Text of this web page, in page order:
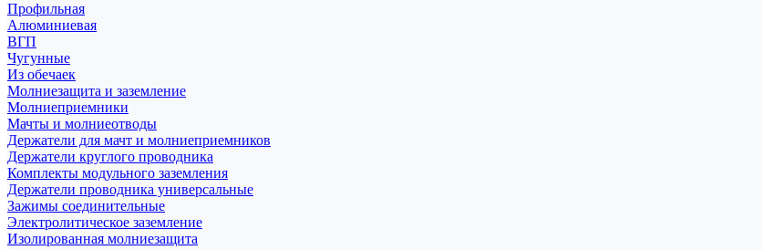
Профильная
Алюминиевая
ВГП
Чугунные
Из обечаек
Молниезащита и заземление
Молниеприемники
Мачты и молниеотводы
Держатели для мачт и молниеприемников
Держатели круглого проводника
Комплекты модульного заземления
Держатели проводника универсальные
Зажимы соединительные
Электролитическое заземление
Изолированная молниезащита